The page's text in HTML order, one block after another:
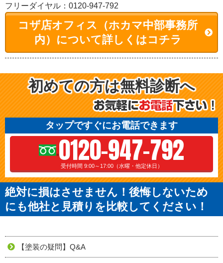
フリーダイヤル：0120-947-792
コザ店オフィス（ホカマ中部事務所
内）について詳しくはコチラ
初めての方は無料診断へ
タップですぐにお電話できます
0120-947-792
受付時間 9:00～17:00（水曜・他定休日）
絶対に損はさせません！後悔しないため
にも他社と見積りを比較してください！
【塗装の疑問】Q&A